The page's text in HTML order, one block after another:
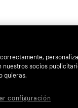
socios
quieras.
configuración